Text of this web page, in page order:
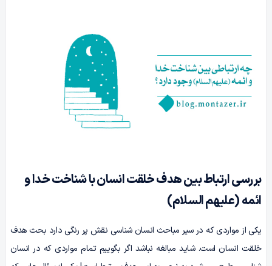
بررسی ارتباط بین هدف خلقت انسان با شناخت خدا و
ائمه(علیهم السلام)
یکی از مواردی که در سیر مباحث انسان شناسی نقش پر رنگی دارد بحث هدف
خلقت انسان است. شاید مبالغه نباشد اگر بگوییم تمام مواردی که در انسان